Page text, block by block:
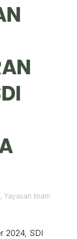
, Yayasan Imam
2024, SDI